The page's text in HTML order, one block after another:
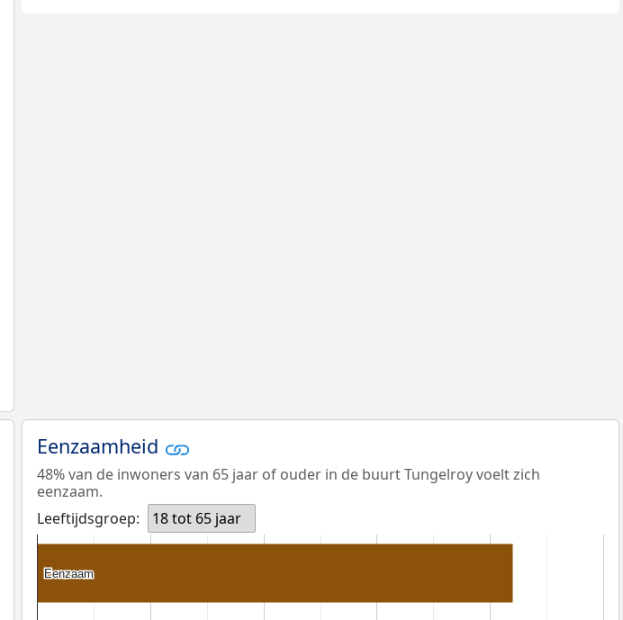
Eenzaamheid
48% van de inwoners van 65 jaar of ouder in de buurt Tungelroy voelt zich
eenzaam.
Leeftijdsgroep:
18 tot 65 jaar
Eenzaam
Eenzaam